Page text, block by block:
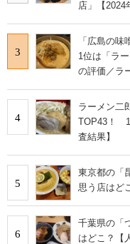
店」【2024
3
「広島の
1位は「ラ
の評価／ラ
4
ラーメン二
TOP43！ 1
査結果】
5
東京都の「
思う店はど
6
千葉県の「
はどこ？【